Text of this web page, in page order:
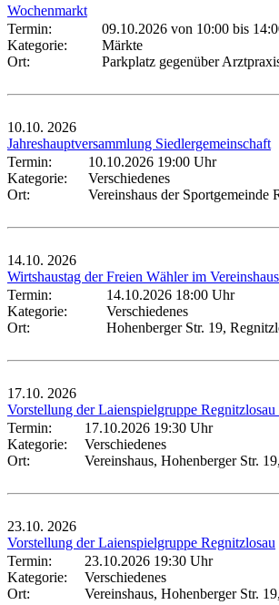
Wochenmarkt
Termin:
09.10.2026 von 10:00 bis
Kategorie:
Märkte
Ort:
Parkplatz gegenüber
10.10. 2026
Jahreshauptversammlung Siedlergemeinschaft
Termin:
10.10.2026 19:00 Uhr
Kategorie:
Verschiedenes
Ort:
Vereinshaus der Sportgemeinde
14.10. 2026
Wirtshaustag der Freien Wähler im Vereinshaus
Termin:
14.10.2026 18:00 Uhr
Kategorie:
Verschiedenes
Ort:
Hohenberger Str. 19,
17.10. 2026
Vorstellung der Laienspielgruppe Regnitzlosau
Termin:
17.10.2026 19:30 Uhr
Kategorie:
Verschiedenes
Ort:
Vereinshaus, Hohenberger Str.
23.10. 2026
Vorstellung der Laienspielgruppe Regnitzlosau
Termin:
23.10.2026 19:30 Uhr
Kategorie:
Verschiedenes
Ort:
Vereinshaus, Hohenberger Str.